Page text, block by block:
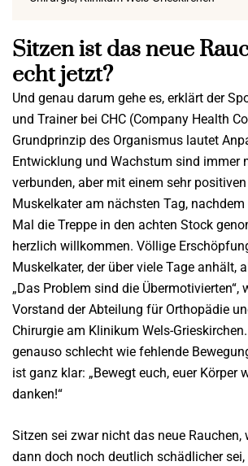
Sitzen ist das neue
echt jetzt?
Und genau darum gehe es, erklärt der
und Trainer bei CHC (Company Health
Grundprinzip des Organismus lautet
Entwicklung und Wachstum sind immer
verbunden, aber mit einem sehr positiven
Muskelkater am nächsten Tag,
Mal die Treppe in den achten Stock
herzlich willkommen. Völlige
Muskelkater, der über viele Tage anhält,
„Das Problem sind die Übermotivierten“,
Vorstand der Abteilung für Orthopädie
Chirurgie am Klinikum Wels-
genauso schlecht wie fehlende
ist ganz klar: „Bewegt euch, euer Körper
danken!“
Sitzen sei zwar nicht das neue Rauchen,
dann doch noch deutlich schädlicher